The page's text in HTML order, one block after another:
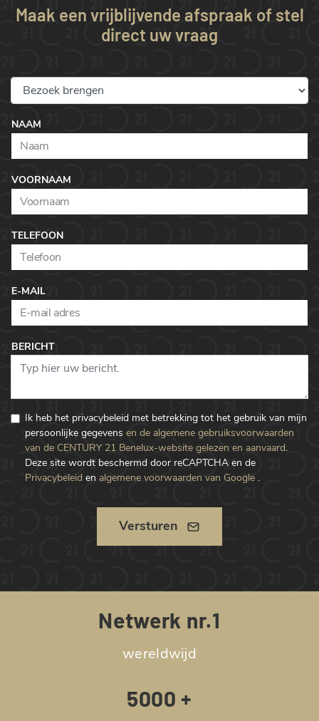
Maak een vrijblijvende afspraak of stel
direct uw vraag
NAAM
VOORNAAM
TELEFOON
E-MAIL
BERICHT
Ik heb het privacybeleid met betrekking tot het gebruik van mijn
persoonlijke gegevens en de algemene gebruiksvoorwaarden
van de CENTURY 21 Benelux-website gelezen en aanvaard.
Deze site wordt beschermd door reCAPTCHA en de
Privacybeleid en algemene voorwaarden van Google .
Versturen
Netwerk nr.1
wereldwijd
5000 +